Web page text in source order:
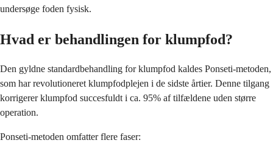
undersøge foden fysisk.
Hvad er behandlingen for klumpfod?
Den gyldne standardbehandling for klumpfod kaldes Ponseti-metoden,
som har revolutioneret klumpfodplejen i de sidste årtier. Denne tilgang
korrigerer klumpfod succesfuldt i ca. 95% af tilfældene uden større
operation.
Ponseti-metoden omfatter flere faser: